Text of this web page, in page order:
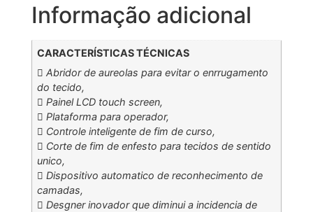
Informação adicional
CARACTERÍSTICAS TÉCNICAS
 Abridor de aureolas para evitar o enrrugamento
do tecido,
 Painel LCD touch screen,
 Plataforma para operador,
 Controle inteligente de fim de curso,
 Corte de fim de enfesto para tecidos de sentido
unico,
 Dispositivo automatico de reconhecimento de
camadas,
 Desgner inovador que diminui a incidencia de